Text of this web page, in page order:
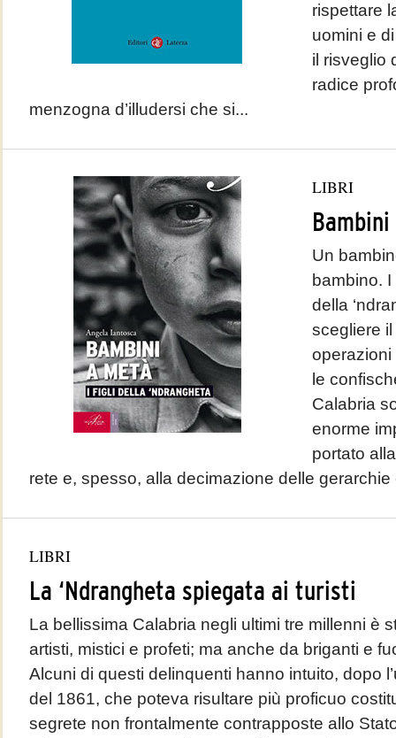
rispettare
uomini e
il risveglio
radice
menzogna d’illudersi che si...
LIBRI
Un
bambino.
della
scegliere
operazioni
le
Calabria
enorme
portato
rete e, spesso, alla decimazione delle
LIBRI
La ‘Ndrangheta spiegata ai turisti
La bellissima Calabria negli ultimi tre millenni è
artisti, mistici e profeti; ma anche da briganti e
Alcuni di questi delinquenti hanno intuito, dopo
del 1861, che poteva risultare più proficuo
segrete non frontalmente contrapposte allo